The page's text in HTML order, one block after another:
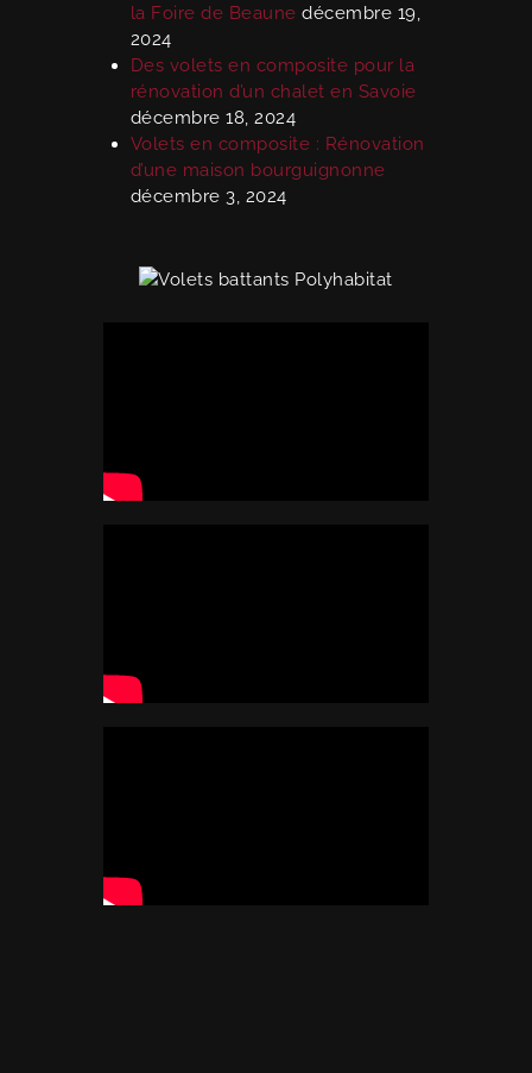
la Foire de Beaune décembre 19,
2024
Des volets en composite pour la
rénovation d’un chalet en Savoie
décembre 18, 2024
Volets en composite : Rénovation
d’une maison bourguignonne
décembre 3, 2024